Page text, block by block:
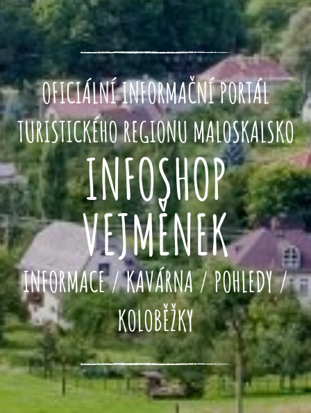
OFICIÁLNÍ INFORMAČNÍ PORTÁL
TURISTICKÉHO REGIONU MALOSKALSKO
INFOSHOP
VEJMĚNEK
INFORMACE / KAVÁRNA / POHLEDY /
KOLOBĚŽKY